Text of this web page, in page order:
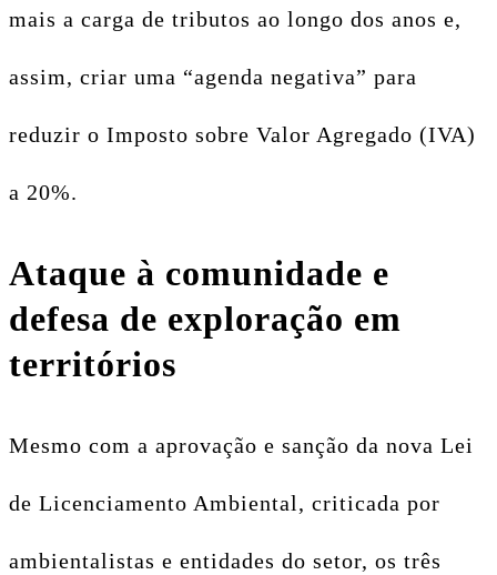
mais a carga de tributos ao longo dos anos e,
assim, criar uma “agenda negativa” para
reduzir o Imposto sobre Valor Agregado (IVA)
a 20%.
Ataque à comunidade e
defesa de exploração em
territórios
Mesmo com a aprovação e sanção da nova Lei
de Licenciamento Ambiental, criticada por
ambientalistas e entidades do setor, os três